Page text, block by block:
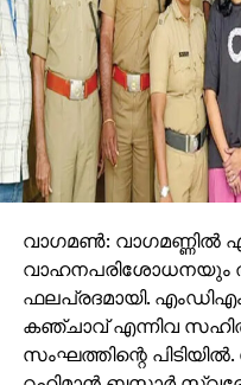
വാഗമണ്‍:
വാഹനപരിശോധനയും
ഫലപ്രദമായി.
കഞ്ചാവ് എന്നിവ
സംഘത്തിന്റെ